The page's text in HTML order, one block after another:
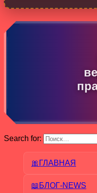
Search for:
🎀ГЛАВНАЯ
📖БЛОГ-NEWS